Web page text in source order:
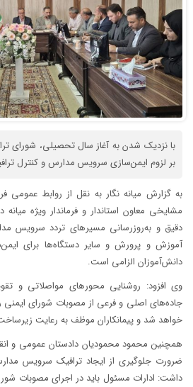
با نزدیک شدن به آغاز سال تحصیلی، شورای
بر لزوم ایمن‌سازی سرویس مدارس و کنترل
به گزارش میانه نگار به نقل از روابط عمومی
مشایخی معاون استاندار و فرماندار ویژه
دقیق و به‌روزرسانی مسیرهای تردد سرویس
آموزش و پرورش و سایر دستگاه‌ها برای
دانش‌آموزان الزامی است.
وی افزود: روشنایی محورهای مواصلاتی و
جاده‌های اصلی و فرعی از مصوبات شورای
خواهد شد و پیمانکاران موظف به رعایت
همچنین محمود محمودیان دادستان عمومی و
ضرورت جلوگیری از ایجاد ترافیک سرویس
داشت: ادارات مسئول باید در اجرای مصوبات